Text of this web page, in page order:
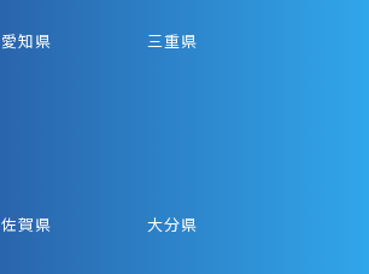
愛知県 三重県
佐賀県 大分県